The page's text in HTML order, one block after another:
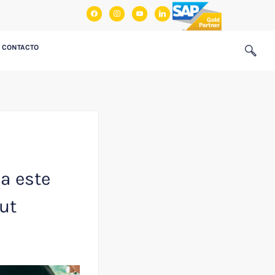
facebookinstagram
youtubelinkedin
CONTACTO
este